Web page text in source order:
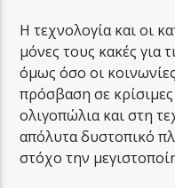
Η τεχνολογία και οι
μόνες τους κακές για
όμως όσο οι
πρόσβαση σε
ολιγοπώλια και στη
απόλυτα δυστοπικό
στόχο την